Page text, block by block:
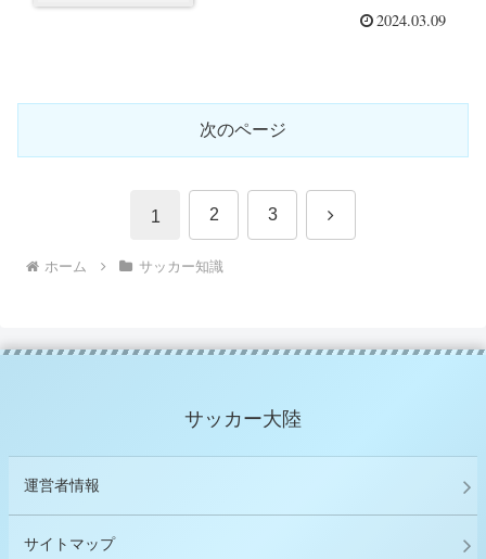
2024.03.09
次のページ
1 2 3 次
ホーム サッカー知識
サッカー大陸
運営者情報
サイトマップ